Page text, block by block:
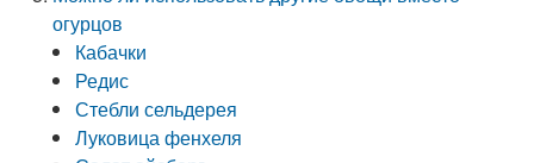
огурцов
Кабачки
Редис
Стебли сельдерея
Луковица фенхеля